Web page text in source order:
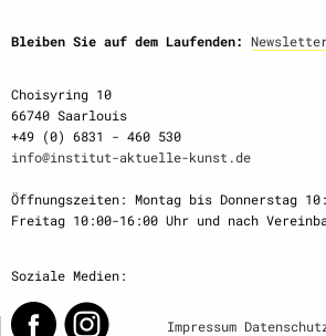
Bleiben Sie auf dem Laufenden:
Choisyring 10
66740 Saarlouis
+49 (0) 6831 - 460 530
info@institut-aktuelle-kunst.de
Öffnungszeiten: Montag bis Donnerstag
Freitag 10:00-16:00 Uhr und nach
Soziale Medien:
Impressum